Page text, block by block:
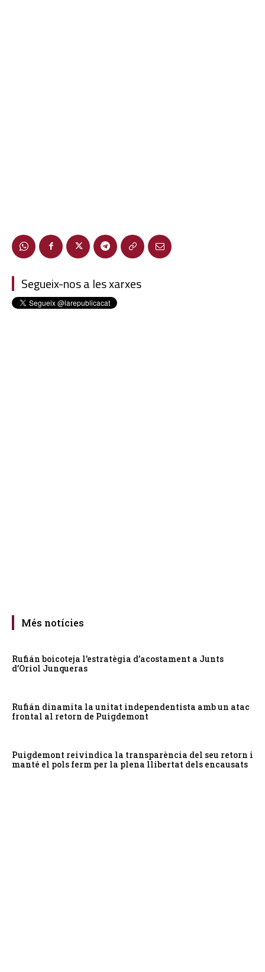
Segueix-nos a les xarxes
Més notícies
Rufián boicoteja l’estratègia d’acostament a Junts
d’Oriol Junqueras
Rufián dinamita la unitat independentista amb un atac
frontal al retorn de Puigdemont
Puigdemont reivindica la transparència del seu retorn i
manté el pols ferm per la plena llibertat dels encausats